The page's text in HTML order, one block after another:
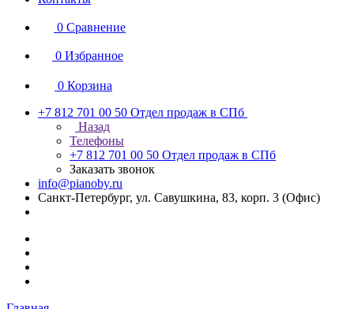
0 Сравнение
0 Избранное
0 Корзина
+7 812 701 00 50 Отдел продаж в СПб
Назад
Телефоны
+7 812 701 00 50 Отдел продаж в СПб
Заказать звонок
info@pianoby.ru
Санкт-Петербург, ул. Савушкина, 83, корп. 3 (Офис)